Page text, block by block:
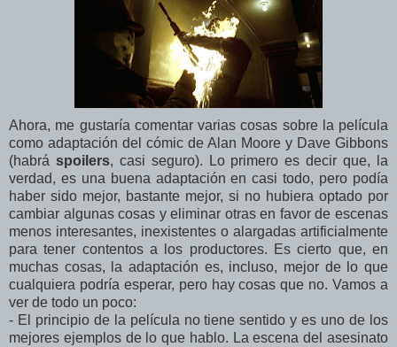
Ahora, me gustaría comentar varias cosas sobre la película
como adaptación del cómic de Alan Moore y Dave Gibbons
(habrá spoilers, casi seguro). Lo primero es decir que, la
verdad, es una buena adaptación en casi todo, pero podía
haber sido mejor, bastante mejor, si no hubiera optado por
cambiar algunas cosas y eliminar otras en favor de escenas
menos interesantes, inexistentes o alargadas artificialmente
para tener contentos a los productores. Es cierto que, en
muchas cosas, la adaptación es, incluso, mejor de lo que
cualquiera podría esperar, pero hay cosas que no. Vamos a
ver de todo un poco:
- El principio de la película no tiene sentido y es uno de los
mejores ejemplos de lo que hablo. La escena del asesinato